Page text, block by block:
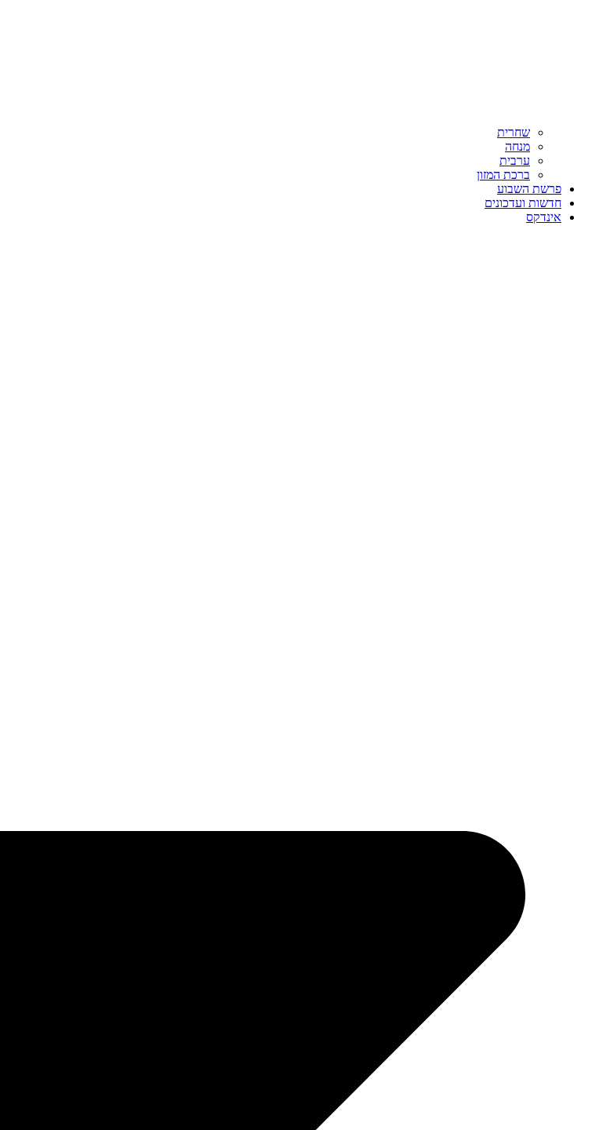
שחרית
מנחה
ערבית
ברכת המזון
פרשת השבוע
חדשות ועדכונים
אינדקס